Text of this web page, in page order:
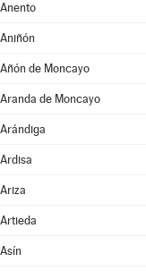
Anento
Aniñón
Añón de Moncayo
Aranda de Moncayo
Arándiga
Ardisa
Ariza
Artieda
Asín